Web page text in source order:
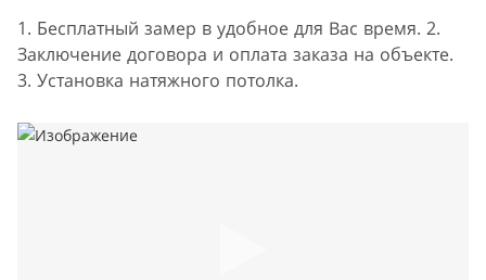
1. Бесплатный замер в удобное для Вас время. 2.
Заключение договора и оплата заказа на объекте.
3. Установка натяжного потолка.